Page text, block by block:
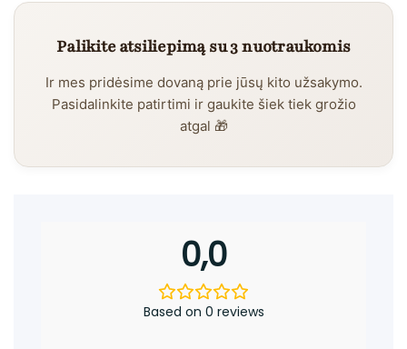
Palikite atsiliepimą su 3 nuotraukomis
Ir mes pridėsime dovaną prie jūsų kito užsakymo.
Pasidalinkite patirtimi ir gaukite šiek tiek grožio
atgal 🎁
0,0
Based on 0 reviews